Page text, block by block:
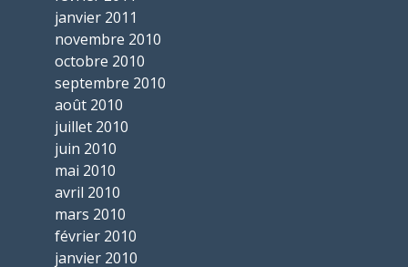
janvier 2011
novembre 2010
octobre 2010
septembre 2010
août 2010
juillet 2010
juin 2010
mai 2010
avril 2010
mars 2010
février 2010
janvier 2010